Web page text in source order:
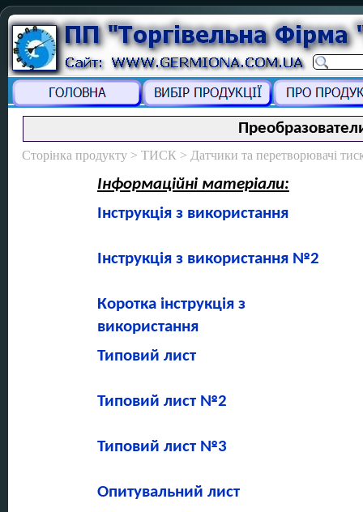
Сторінка продукту > ТИСК > Датчики та перетворювачі
Інформаційні матеріали:
Інструкція з використання
Інструкція з використання №2
Коротка інструкція з
використання
Типовий лист
Типовий лист №2
Типовий лист №3
Опитувальний лист